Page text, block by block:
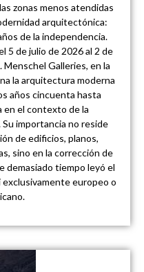
zonas menos atendidas
arquitectónica:
de la independencia.
5 de julio de 2026 al 2 de
Galleries, en la
la arquitectura moderna
años cincuenta hasta
en el contexto de la
importancia no reside
de edificios, planos,
sino en la corrección de
demasiado tiempo leyó el
europeo o